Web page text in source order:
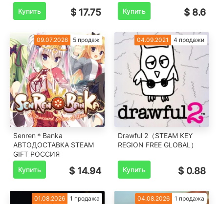
Купить $ 17.75
Купить
$ 8.6
09.07.2026 5 продаж
Senren＊Banka
АВТОДОСТАВКА STEAM
GIFT РОССИЯ
Купить
$ 14.94
04.09.2021 4 продажи
Drawful 2（STEAM KEY
REGION FREE GLOBAL）
Купить $ 0.88
01.08.2026 1 продажа 04.08.2026 1 продажа